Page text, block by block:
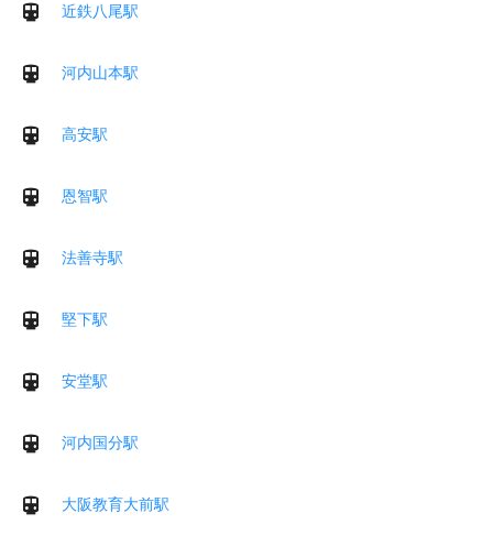
近鉄八尾駅
河内山本駅
高安駅
恩智駅
法善寺駅
堅下駅
安堂駅
河内国分駅
大阪教育大前駅